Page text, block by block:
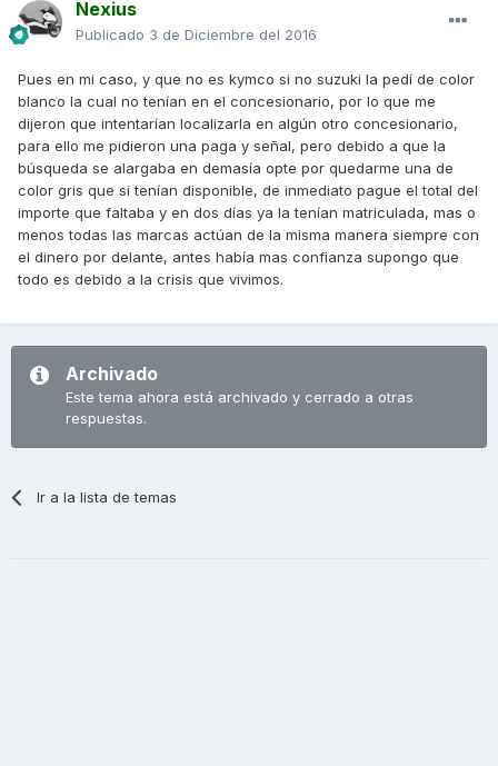
Nexius
Publicado 3 de Diciembre del 2016
Pues en mi caso, y que no es kymco si no suzuki la pedí de color
blanco la cual no tenían en el concesionario, por lo que me
dijeron que intentarían localizarla en algún otro concesionario,
para ello me pidieron una paga y señal, pero debido a que la
búsqueda se alargaba en demasía opte por quedarme una de
color gris que si tenían disponible, de inmediato pague el total del
importe que faltaba y en dos días ya la tenían matriculada, mas o
menos todas las marcas actúan de la misma manera siempre con
el dinero por delante, antes había mas confianza supongo que
todo es debido a la crisis que vivimos.
Archivado
Este tema ahora está archivado y cerrado a otras
respuestas.
Ir a la lista de temas